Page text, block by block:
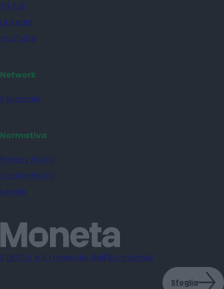
TikTok
Linkedin
YouTube
Network
il Giornale
Normativa
Privacy Policy
Cookie Policy
Legale
Il dritto e il rovescio dell'economia
Sfoglia